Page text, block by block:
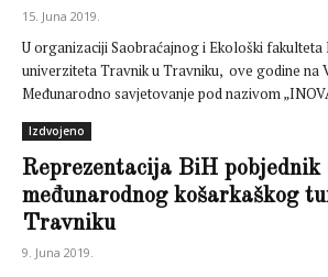
15. Juna 2019.
U organizaciji Saobraćajnog i Ekološki
univerziteta Travnik u Travniku, ove godine na
Međunarodno savjetovanje pod nazivom
Izdvojeno
Reprezentacija BiH pobjednik
međunarodnog košarkaškog
Travniku
9. Juna 2019.